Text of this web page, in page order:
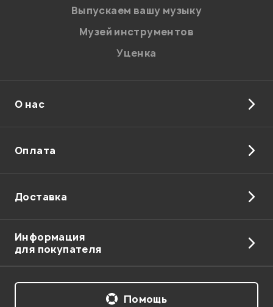
Введите проверочное число:
Отправить
Выпускаем вашу музыку
Музей инструментов
Уценка
О нас
Оплата
Доставка
Информация
для покупателя
Помощь